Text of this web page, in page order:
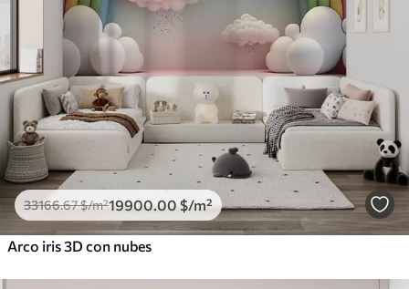
33166.67$/m²19900.00 $/m²
Arco iris 3D con nubes